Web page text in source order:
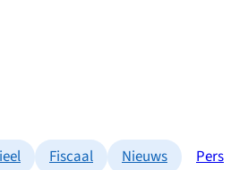
Fiscaal Nieuws Pers